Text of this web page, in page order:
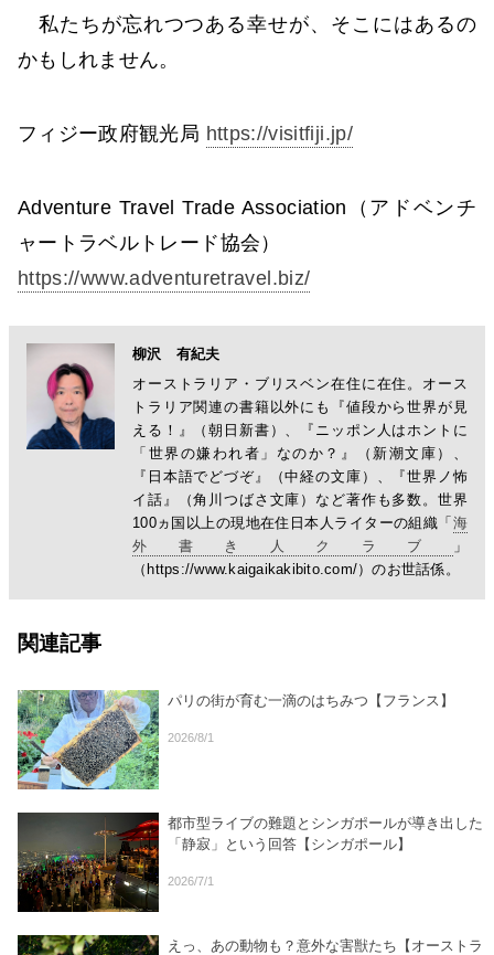
私たちが忘れつつある幸せが、そこにはあるの
かもしれません。
フィジー政府観光局 https://visitfiji.jp/
Adventure Travel Trade Association（アドベンチ
ャートラベルトレード協会）
https://www.adventuretravel.biz/
柳沢 有紀夫
オーストラリア・ブリスベン在住に在住。オース
トラリア関連の書籍以外にも『値段から世界が見
える！』（朝日新書）、『ニッポン人はホントに
「世界の嫌われ者」なのか？』（新潮文庫）、
『日本語でどづぞ』（中経の文庫）、『世界ノ怖
イ話』（角川つばさ文庫）など著作も多数。世界
100ヵ国以上の現地在住日本人ライターの組織「 海
外書き人クラブ
」
（https://www.kaigaikakibito.com/）のお世話係。
関連記事
パリの街が育む一滴のはちみつ【フランス】
2026/8/1
都市型ライブの難題とシンガポールが導き出した
「静寂」という回答【シンガポール】
2026/7/1
えっ、あの動物も？意外な害獣たち【オーストラ